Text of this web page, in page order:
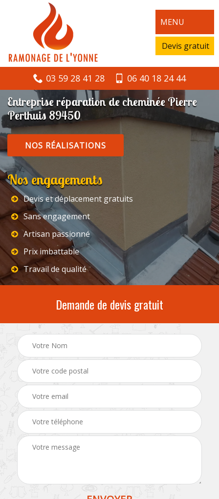
MENU
Devis gratuit
03 59 28 41 28 06 40 18 24 44
Entreprise réparation de cheminée Pierre
Perthuis 89450
NOS RÉALISATIONS
Nos engagements
Devis et déplacement gratuits
Sans engagement
Artisan passionné
Prix imbattable
Travail de qualité
Demande de devis gratuit